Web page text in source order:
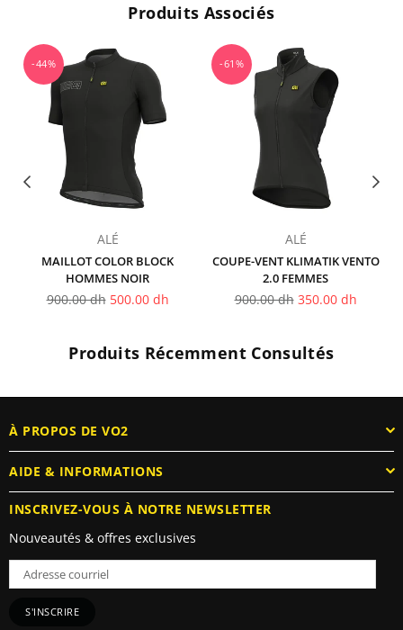
Produits Associés
-44%
ALÉ
MAILLOT COLOR BLOCK
HOMMES NOIR
Prix
900.00 dh 500.00 dh
-61%
ALÉ
COUPE-VENT KLIMATIK VENTO
2.0 FEMMES
Prix
900.00 dh 350.00 dh
Produits Récemment Consultés
À PROPOS DE VO2
AIDE & INFORMATIONS
INSCRIVEZ-VOUS À NOTRE NEWSLETTER
Nouveautés & offres exclusives
S'INSCRIRE